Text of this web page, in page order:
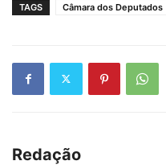
TAGS Câmara dos Deputados
Redação